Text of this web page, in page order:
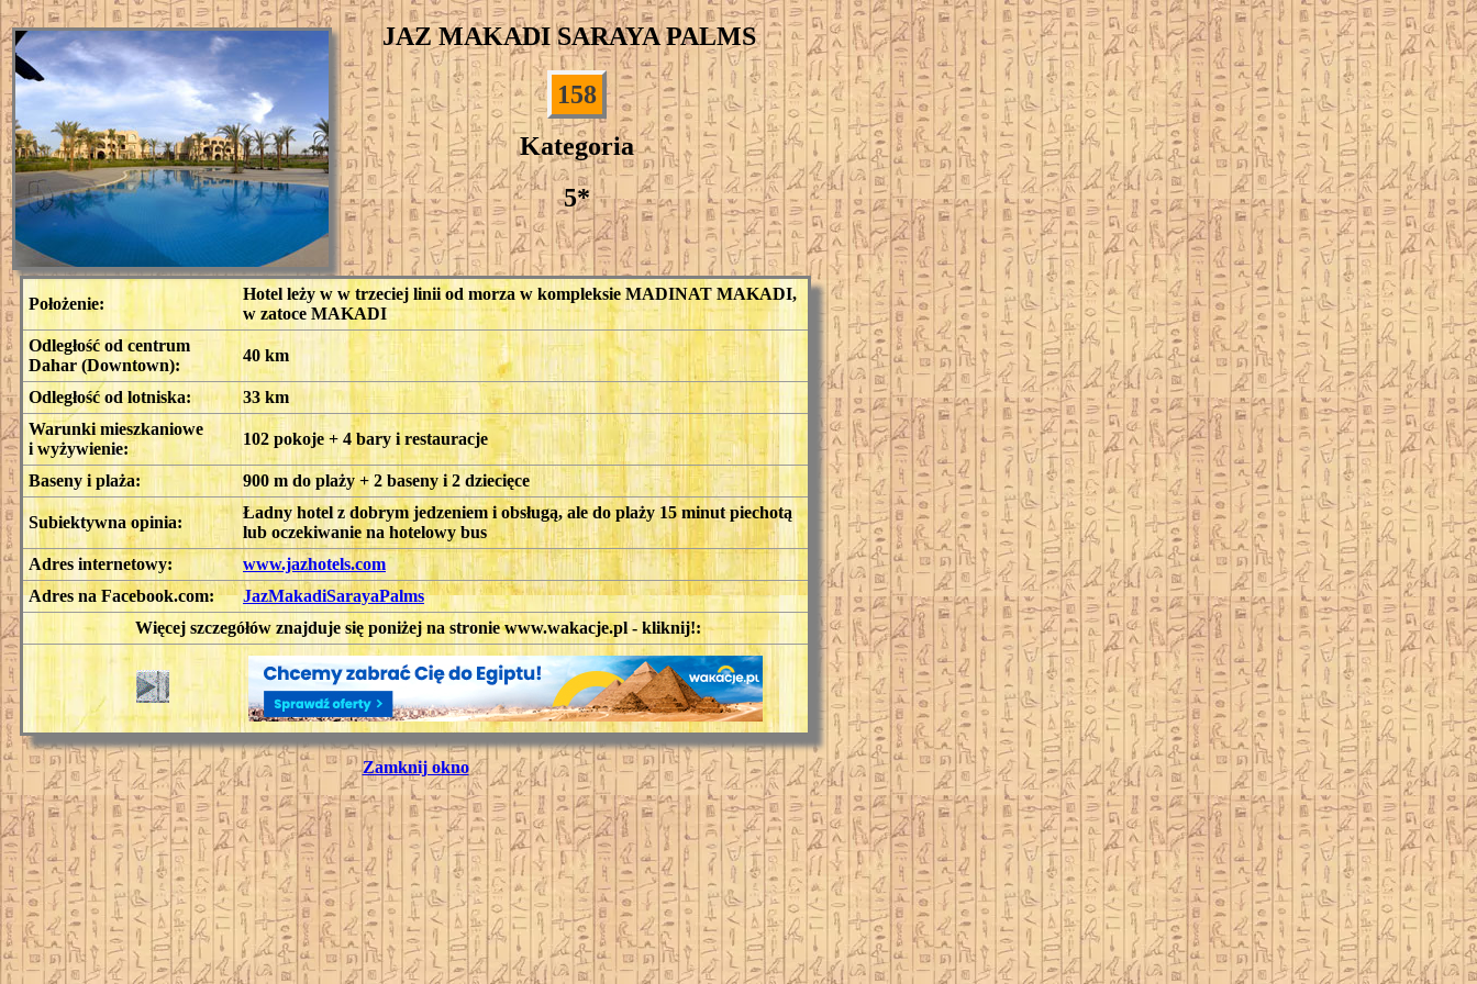
JAZ MAKADI SARAYA PALMS
158
Kategoria
5*
Położenie:
Hotel leży w w trzeciej linii od morza w kompleksie MADINAT MAKADI,
w zatoce MAKADI
Odległość od centrum
Dahar (Downtown):
40 km
Odległość od lotniska:
33 km
Warunki mieszkaniowe
i wyżywienie:
102 pokoje + 4 bary i restauracje
Baseny i plaża: 900 m do plaży + 2 baseny i 2 dziecięce
Subiektywna opinia:
Ładny hotel z dobrym jedzeniem i obsługą, ale do plaży 15 minut piechotą
lub oczekiwanie na hotelowy bus
Adres internetowy:
www.jazhotels.com
Adres na Facebook.com:
JazMakadiSarayaPalms
Więcej szczegółów znajduje się poniżej na stronie www.wakacje.pl - kliknij!:
Zamknij okno